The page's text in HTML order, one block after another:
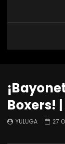
Boxers!
YULUGA 27